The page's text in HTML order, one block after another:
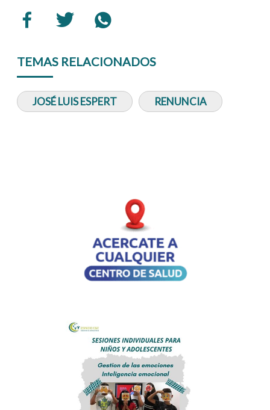
TEMAS RELACIONADOS
JOSÉ LUIS ESPERT RENUNCIA